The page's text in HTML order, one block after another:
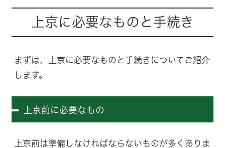
上京に必要なものと手続き
まずは、上京に必要なものと手続きについてご紹介
します。
上京前に必要なもの
上京前は準備しなければならないものが多くありま